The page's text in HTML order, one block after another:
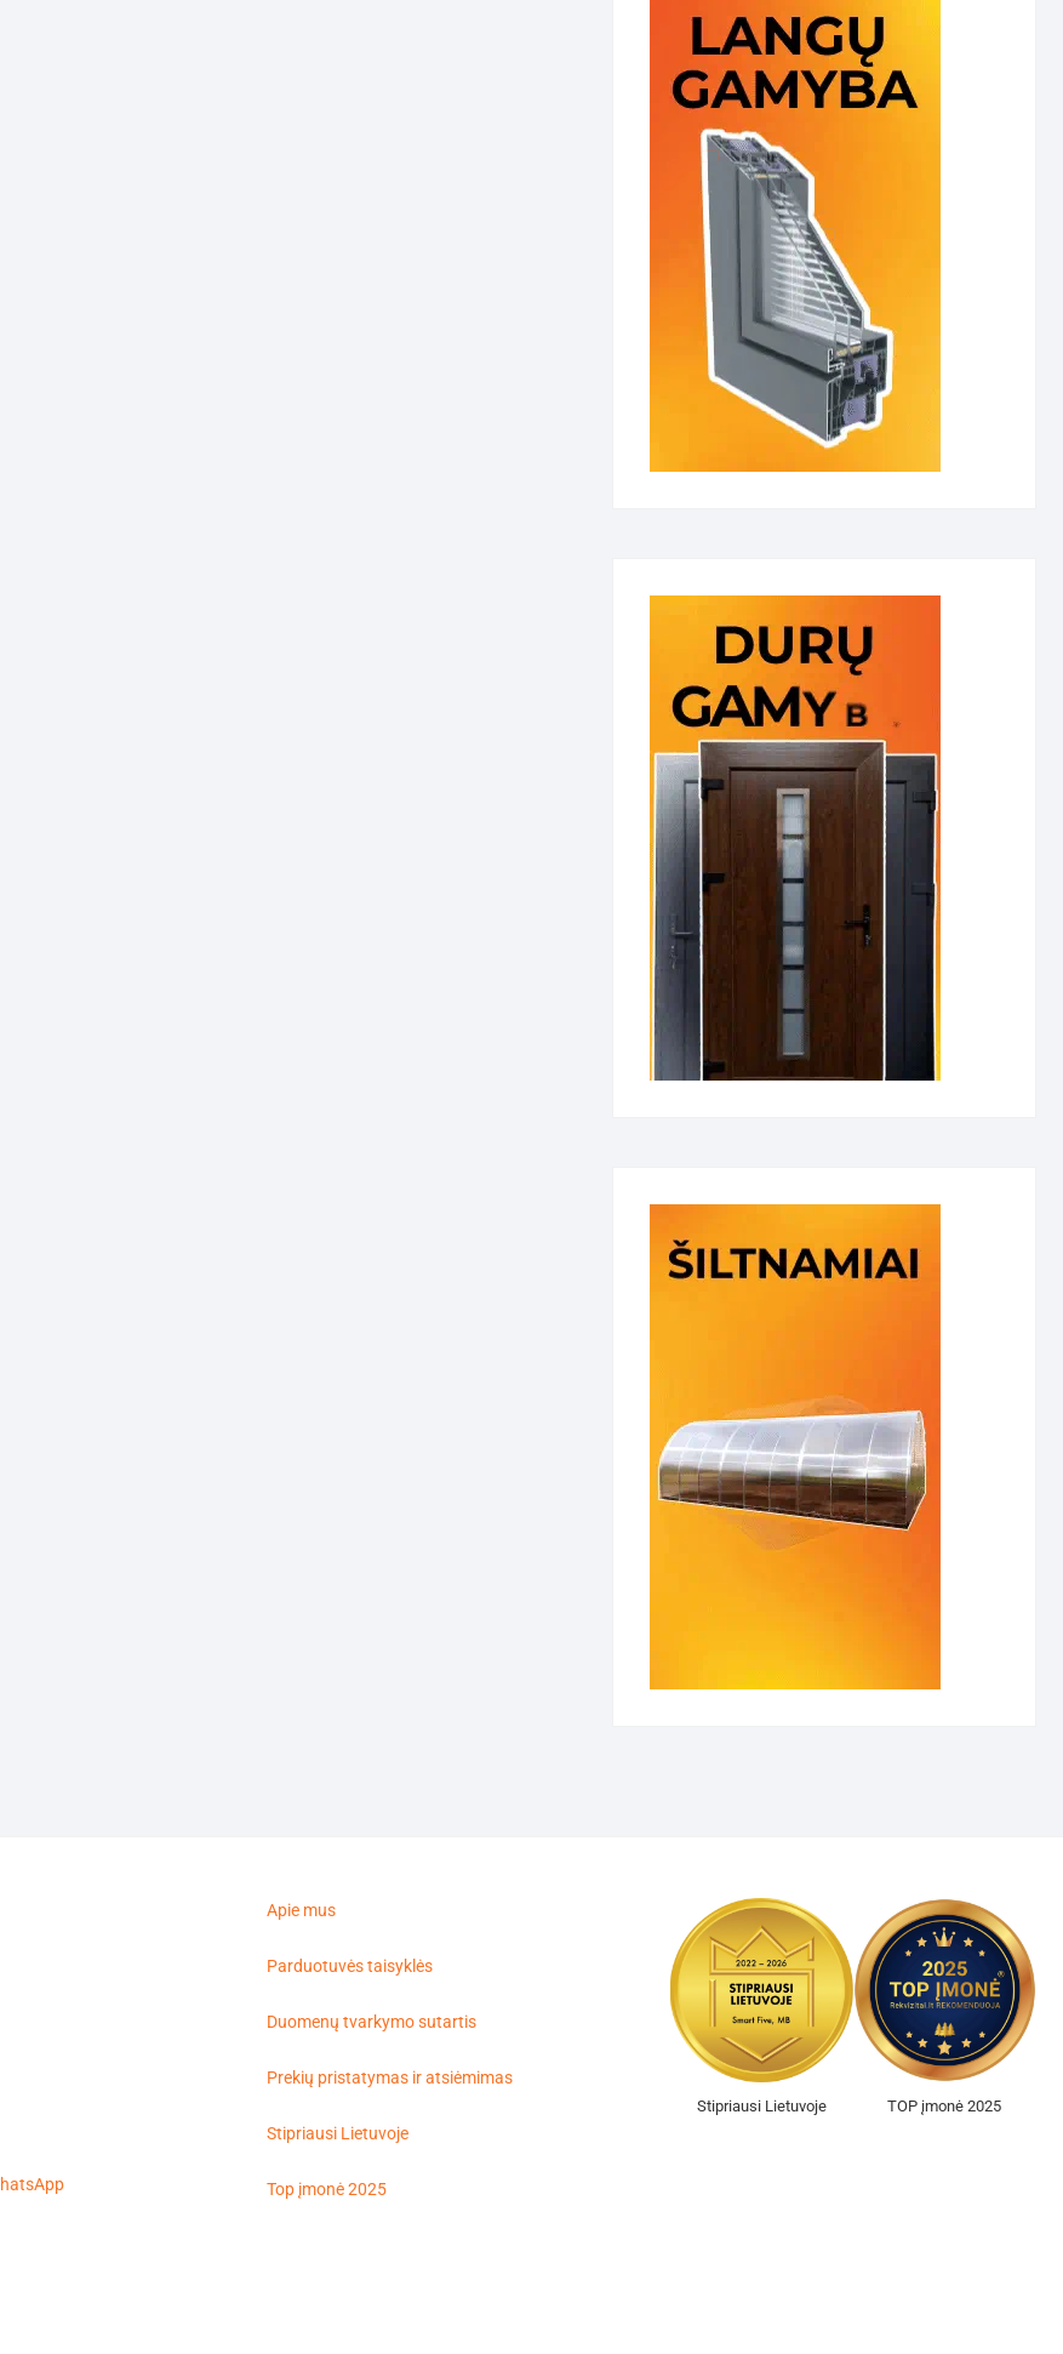
Apie mus
Parduotuvės taisyklės
Duomenų tvarkymo sutartis
Prekių pristatymas ir atsiėmimas
Stipriausi Lietuvoje
Top įmonė 2025
Stipriausi Lietuvoje TOP įmonė 2025